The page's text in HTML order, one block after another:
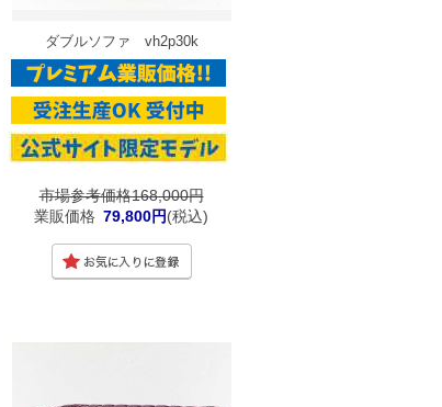
ダブルソファ vh2p30k
市場参考価格168,000円
業販価格 79,800円(税込)